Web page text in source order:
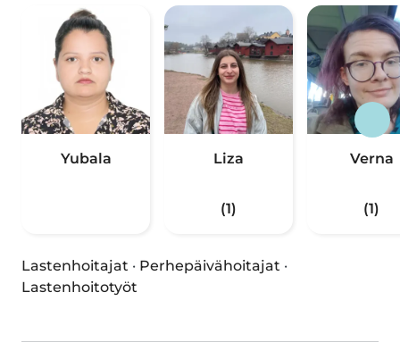
Yubala Liza
(1)
Verna
(1)
Lastenhoitajat · Perhepäivähoitajat ·
Lastenhoitotyöt